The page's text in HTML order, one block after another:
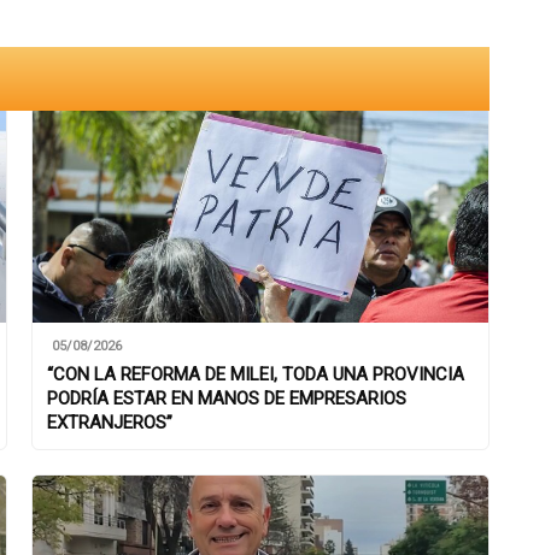
05/08/2026
“CON LA REFORMA DE MILEI, TODA UNA PROVINCIA
PODRÍA ESTAR EN MANOS DE EMPRESARIOS
EXTRANJEROS”